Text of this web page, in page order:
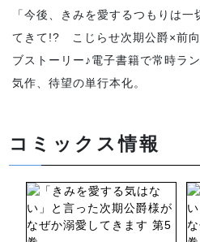
「今後、きみを愛するつもりは
てきて!? こじらせ次期公爵×前
ブストーリー♪電子書籍で常時ラ
気作、待望の単行本化。
コミックス情報